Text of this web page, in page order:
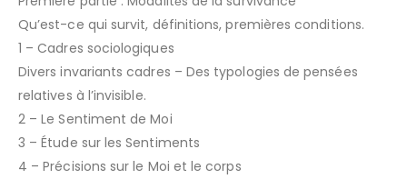
Qu’est-ce qui survit, définitions, premières conditions.
1 – Cadres sociologiques
Divers invariants cadres – Des typologies de pensées
relatives à l’invisible.
2 – Le Sentiment de Moi
3 – Étude sur les Sentiments
4 – Précisions sur le Moi et le corps